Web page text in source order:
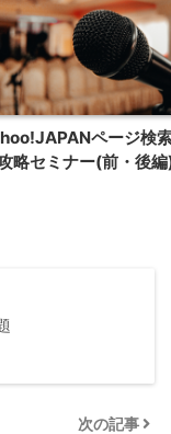
ページ検
略セミナー(前・後
次の記事